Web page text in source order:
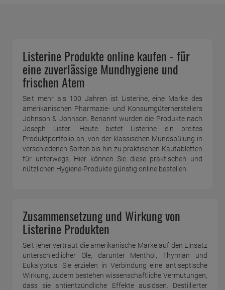
Listerine Produkte online kaufen - für
eine zuverlässige Mundhygiene und
frischen Atem
Seit mehr als 100 Jahren ist Listerine, eine Marke des
amerikanischen Pharmazie- und Konsumgüterherstellers
Johnson & Johnson. Benannt wurden die Produkte nach
Joseph Lister. Heute bietet Listerine ein breites
Produktportfolio an, von der klassischen Mundspülung in
verschiedenen Sorten bis hin zu praktischen Kautabletten
für unterwegs. Hier können Sie diese praktischen und
nützlichen Hygiene-Produkte günstig online bestellen.
Zusammensetzung und Wirkung von
Listerine Produkten
Seit jeher vertraut die amerikanische Marke auf den Einsatz
unterschiedlicher Öle, darunter Menthol, Thymian und
Eukalyptus. Sie erzielen in Verbindung eine antiseptische
Wirkung, zudem bestehen wissenschaftliche Vermutungen,
dass sie antientzündliche Effekte auslösen. Destillierter